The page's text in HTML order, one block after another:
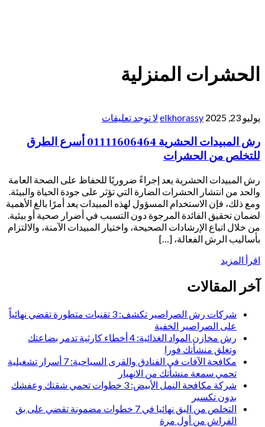
الحشرات المنزلية
يوليو 23, 2025 elkhorassy لا توجد تعليقات
رش المبيدات الحشرية 01111606464 أسرع الطرق
للتخلص من الحشرات
رش المبيدات الحشرية يعد إجراءً ضروريًا للحفاظ على الصحة العامة
والحد من انتشار الحشرات الضارة التي تؤثر على جودة الحياة والبيئة.
ومع ذلك، فإن الاستخدام المسؤول لهذه المبيدات يعد أمرًا بالغ الأهمية
لضمان تحقيق الفائدة المرجوة دون التسبب في أضرار صحية أو بيئية.
من خلال اتباع الإرشادات الصحيحة، واختيار المبيدات الآمنة، والالتزام
بأساليب الرش الفعالة، […]
اقرأ المزيد
آخر المقالات
شركات رش الصراصير تكشف: 3 تقنيات متطورة تقضي نهائياً
على الصراصير الخفية
رش مخازن المواد الغذائية: 4 أخطاء كارثية تدمر بضاعتك
وتغلق منشأتك فورا
مكافحة الآفات في الفنادق والقرى السياحية: 7 أسرار تشغيلية
تحمي سمعة منشأتك من الانهيار
شركة مكافحة النمل الأبيض: 3 خطوات تحمي شقتك وعفشك
بدون تكسير
التخلص من البق نهائيا في 7 خطوات مضمونة تقضي على بق
الفراش من أول مرة